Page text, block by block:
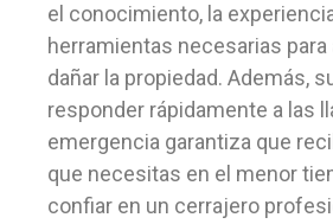
el conocimiento, la
herramientas necesarias
dañar la propiedad. Además,
responder rápidamente a las
emergencia garantiza que
que necesitas en el menor
confiar en un cerrajero